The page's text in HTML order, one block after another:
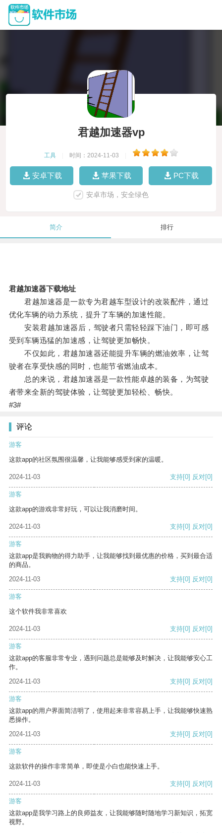
君越加速器vp
工具 时间：2024-11-03
安卓下载 苹果下载 PC下载
安卓市场，安全绿色
简介 排行
君越加速器下载地址
君越加速器是一款专为君越车型设计的改装配件，通过
优化车辆的动力系统，提升了车辆的加速性能。
安装君越加速器后，驾驶者只需轻轻踩下油门，即可感
受到车辆迅猛的加速感，让驾驶更加畅快。
不仅如此，君越加速器还能提升车辆的燃油效率，让驾
驶者在享受快感的同时，也能节省燃油成本。
总的来说，君越加速器是一款性能卓越的装备，为驾驶
者带来全新的驾驶体验，让驾驶更加轻松、畅快。
#3#
评论
游客
这款app的社区氛围很温馨，让我能够感受到家的温暖。
2024-11-03 支持[0] 反对[0]
游客
这款app的游戏非常好玩，可以让我消磨时间。
2024-11-03 支持[0] 反对[0]
游客
这款app是我购物的得力助手，让我能够找到最优惠的价格，买到最合适
的商品。
2024-11-03
支持[0] 反对[0]
游客
这个软件我非常喜欢
2024-11-03 支持[0] 反对[0]
游客
这款app的客服非常专业，遇到问题总是能够及时解决，让我能够安心工
作。
2024-11-03
支持[0] 反对[0]
游客
这款app的用户界面简洁明了，使用起来非常容易上手，让我能够快速熟
悉操作。
2024-11-03
支持[0] 反对[0]
游客
这款软件的操作非常简单，即使是小白也能快速上手。
2024-11-03 支持[0] 反对[0]
游客
这款app是我学习路上的良师益友，让我能够随时随地学习新知识，拓宽
视野。